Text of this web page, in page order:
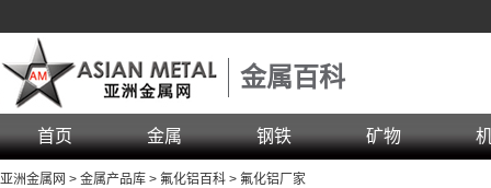
金属百科
首页 金属 钢铁 矿物
亚洲金属网 > 金属产品库 > 氟化铝百科 > 氟化铝厂家